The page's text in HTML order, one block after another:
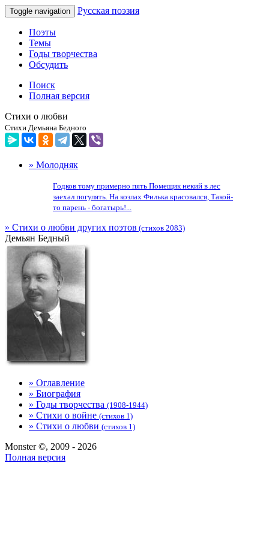
Toggle navigation Русская поэзия
Поэты
Темы
Годы творчества
Обсудить
Поиск
Полная версия
Стихи о любви
Стихи Демьяна Бедного
» Молодняк
Годков тому примерно пять Помещик некий в лес
заехал погулять. На козлах Филька красовался, Такой-
то парень - богатырь!...
» Стихи о любви других поэтов (стихов 2083)
Демьян Бедный
» Оглавление
» Биография
» Годы творчества (1908-1944)
» Стихи о войне (стихов 1)
» Стихи о любви (стихов 1)
Monster ©, 2009 - 2026
Полная версия